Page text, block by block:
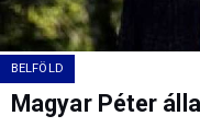
BELFÖLD
Magyar Péter